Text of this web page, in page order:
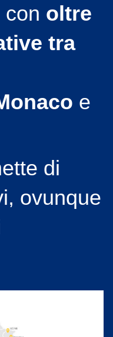
oltre
tra
e
di
ovunque